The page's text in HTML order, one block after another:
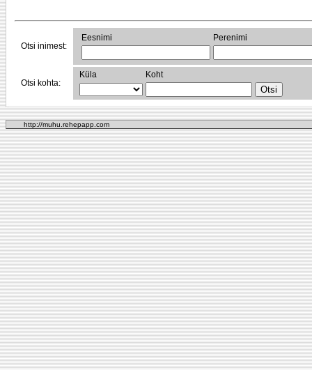
Otsi inimest:
Eesnimi Perenimi
Otsi kohta:
Küla Koht
http://muhu.rehepapp.com